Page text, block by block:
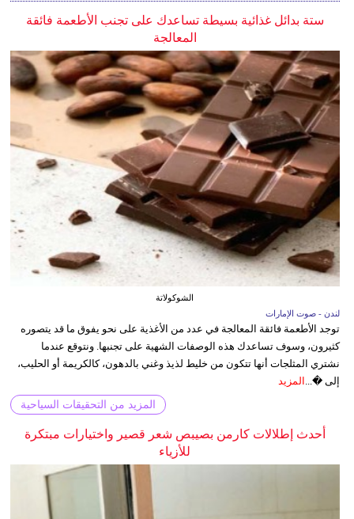
ستة بدائل غذائية بسيطة تساعدك على تجنب الأطعمة فائقة
المعالجة
الشوكولاتة
لندن - صوت الإمارات
توجد الأطعمة فائقة المعالجة في عدد من الأغذية على نحو يفوق ما قد يتصوره
كثيرون، وسوف تساعدك هذه الوصفات الشهية على تجنبها. ونتوقع عندما
نشتري المثلجات أنها تتكون من خليط لذيذ وغني بالدهون، كالكريمة أو الحليب،
إلى �... المزيد
المزيد من التحقيقات السياحية
أحدث إطلالات كارمن بصيبص شعر قصير واختيارات مبتكرة
للأزياء